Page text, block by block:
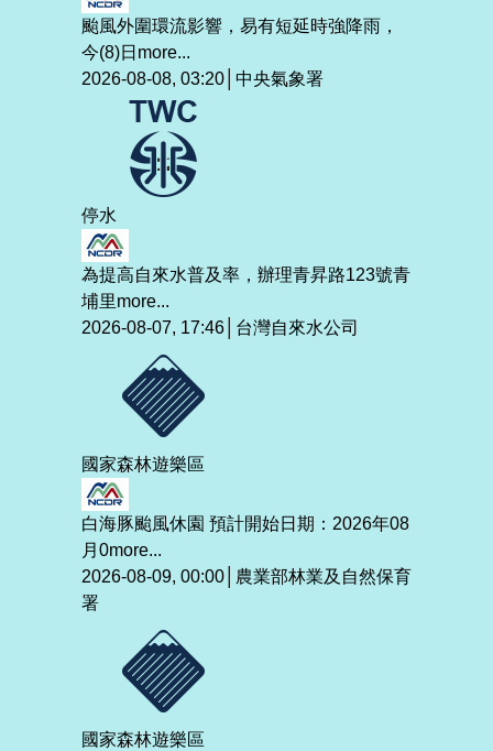
颱風外圍環流影響，易有短延時強降雨，
今(8)日 more...
2026-08-08, 03:20│中央氣象署
停水
為提高自來水普及率，辦理青昇路123號青
埔里more...
2026-08-07, 17:46│台灣自來水公司
國家森林遊樂區
白海豚颱風休園 預計開始日期：2026年08
月0more...
2026-08-09, 00:00│農業部林業及自然保育
署
國家森林遊樂區